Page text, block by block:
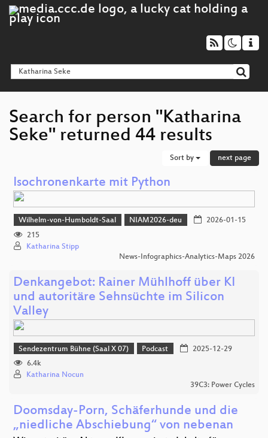
Search for person "Katharina
Seke" returned 44 results
Sort by next page
Isochronenkarte mit Python
Wilhelm-von-Humboldt-Saal NIAM2026-deu
2026-01-15
215
Katharina Stipp
News-Infographics-Analytics-Maps 2026
Denkangebot: Rainer Mühlhoff über KI
und autoritäre Sehnsüchte im Silicon
Valley
Sendezentrum Bühne (Saal X 07) Podcast
2025-12-29
6.4k
Katharina Nocun
39C3: Power Cycles
Doomsday-Porn, Schäferhunde und die
„niedliche Abschiebung“ von nebenan